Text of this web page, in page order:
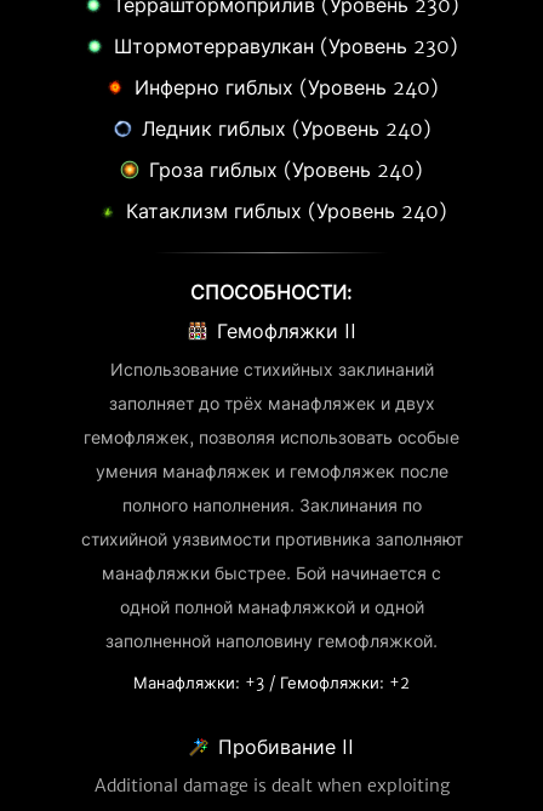
Терраштормоприлив (Уровень 230)
Штормотерравулкан (Уровень 230)
Инферно гиблых (Уровень 240)
Ледник гиблых (Уровень 240)
Гроза гиблых (Уровень 240)
Катаклизм гиблых (Уровень 240)
СПОСОБНОСТИ:
Гемофляжки II
Использование стихийных заклинаний
заполняет до трёх манафляжек и двух
гемофляжек, позволяя использовать особые
умения манафляжек и гемофляжек после
полного наполнения. Заклинания по
стихийной уязвимости противника заполняют
манафляжки быстрее. Бой начинается с
одной полной манафляжкой и одной
заполненной наполовину гемофляжкой.
Манафляжки: +3 / Гемофляжки: +2
Пробивание II
Additional damage is dealt when exploiting